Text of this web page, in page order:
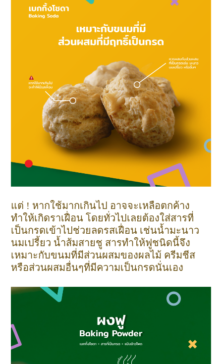
แต่ ! หากใช้มากเกินไป อาจจะเหลือตกค้าง
ทำให้เกิดราเฝื่อน โดยทั่วไปเลยต้องใส่สารที่
เป็นกรดเข้าไปช่วยลดรสเฝื่อน เช่นน้ำมะนาว
นมเปรี้ยว น้ำส้มสายชู สารทำให้ฟูชนิดนี้จึง
เหมาะกับขนมที่มีส่วนผสมของผลไม้ ครีมชีส
หรือส่วนผสมอื่นๆที่มีความเป็นกรดนั่นเอง